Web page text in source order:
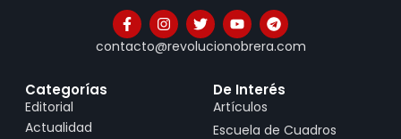
contacto@revolucionobrera.com
Categorías
Editorial
Actualidad
De Interés
Artículos
Escuela de Cuadros